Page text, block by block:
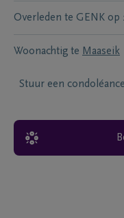
Overleden te GENK op
Woonachtig te Maaseik
Stuur een